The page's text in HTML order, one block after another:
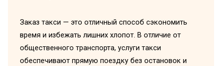
Заказ такси — это отличный способ сэкономить
время и избежать лишних хлопот. В отличие от
общественного транспорта, услуги такси
обеспечивают прямую поездку без остановок и